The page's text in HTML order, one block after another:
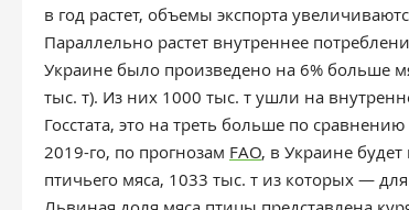
в год растет, объемы экспорта
Параллельно растет внутреннее
Украине было произведено на 6% больше
тыс. т). Из них 1000 тыс. т ушли на
Госстата, это на треть больше по
2019-го, по прогнозам FAO, в Украине
птичьего мяса, 1033 тыс. т из которых —